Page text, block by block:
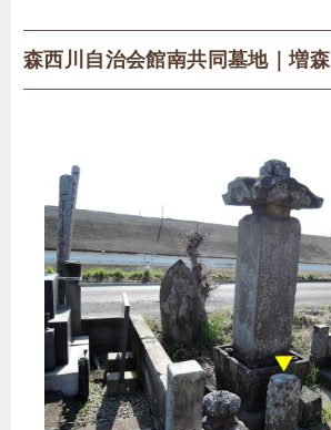
森西川自治会館南共同墓地｜増森